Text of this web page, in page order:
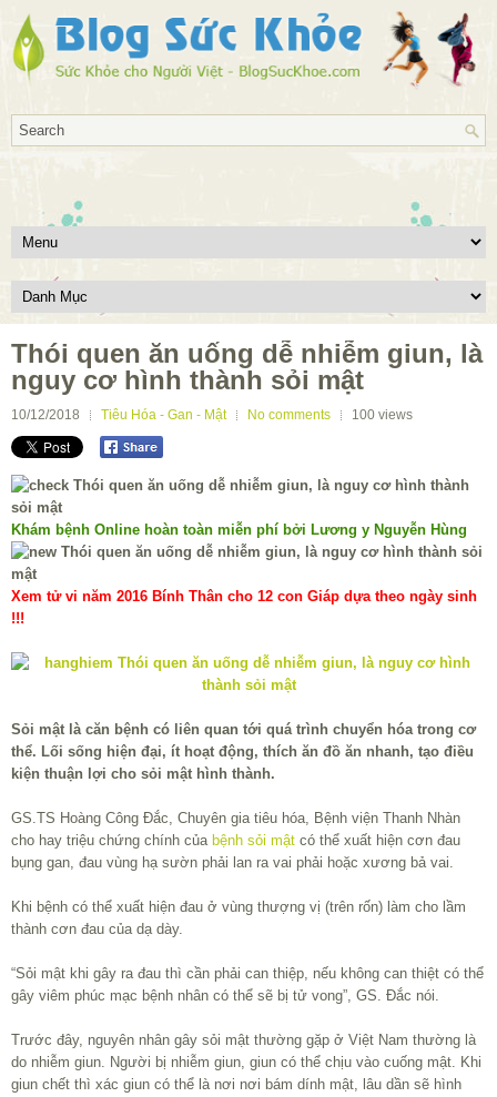
Thói quen ăn uống dễ nhiễm giun, là
nguy cơ hình thành sỏi mật
10/12/2018 Tiêu Hóa - Gan - Mật No comments 100 views
Khám bệnh Online hoàn toàn miễn phí bởi Lương y Nguyễn Hùng
Xem tử vi năm 2016 Bính Thân cho 12 con Giáp dựa theo ngày sinh
!!!
Sỏi mật là căn bệnh có liên quan tới quá trình chuyển hóa trong cơ
thể. Lối sống hiện đại, ít hoạt động, thích ăn đồ ăn nhanh, tạo điều
kiện thuận lợi cho sỏi mật hình thành.
GS.TS Hoàng Công Đắc, Chuyên gia tiêu hóa, Bệnh viện Thanh Nhàn
cho hay triệu chứng chính của bệnh sỏi mật có thể xuất hiện cơn đau
bụng gan, đau vùng hạ sườn phải lan ra vai phải hoặc xương bả vai.
Khi bệnh có thể xuất hiện đau ở vùng thượng vị (trên rốn) làm cho lầm
thành cơn đau của dạ dày.
“Sỏi mật khi gây ra đau thì cần phải can thiệp, nếu không can thiệt có thể
gây viêm phúc mạc bệnh nhân có thể sẽ bị tử vong”, GS. Đắc nói.
Trước đây, nguyên nhân gây sỏi mật thường gặp ở Việt Nam thường là
do nhiễm giun. Người bị nhiễm giun, giun có thể chịu vào cuống mật. Khi
giun chết thì xác giun có thể là nơi nơi bám dính mật, lâu dần sẽ hình